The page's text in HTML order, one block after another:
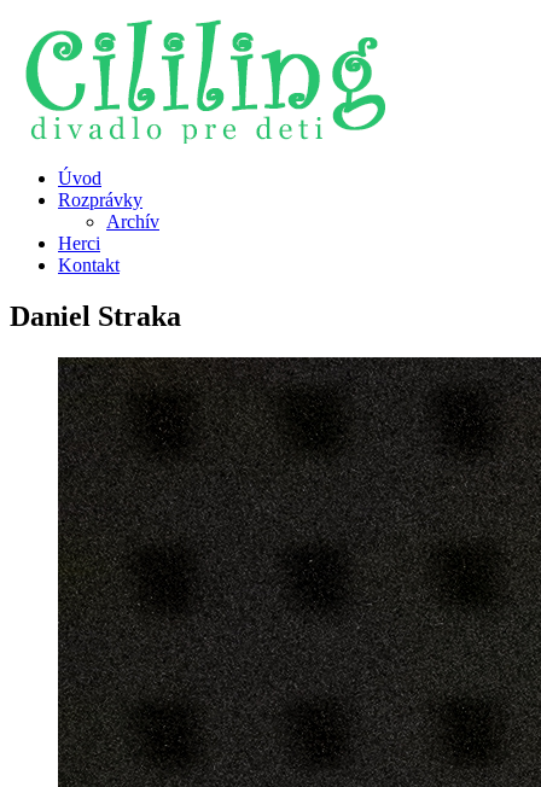
Úvod
Rozprávky
Archív
Herci
Kontakt
Daniel Straka